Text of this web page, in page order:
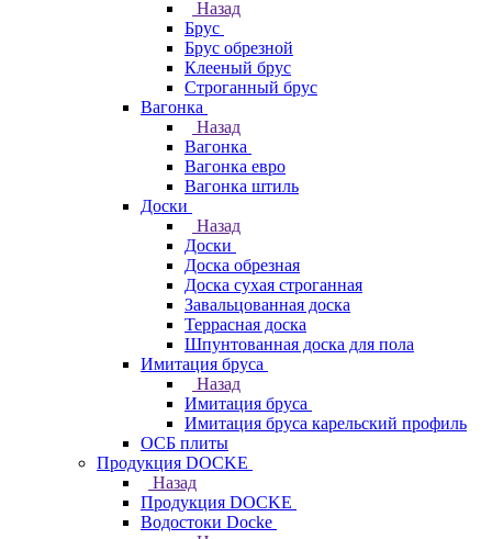
Назад
Брус
Брус обрезной
Клееный брус
Строганный брус
Вагонка
Назад
Вагонка
Вагонка евро
Вагонка штиль
Доски
Назад
Доски
Доска обрезная
Доска сухая строганная
Завальцованная доска
Террасная доска
Шпунтованная доска для пола
Имитация бруса
Назад
Имитация бруса
Имитация бруса карельский профиль
ОСБ плиты
Продукция DOCKE
Назад
Продукция DOCKE
Водостоки Docke